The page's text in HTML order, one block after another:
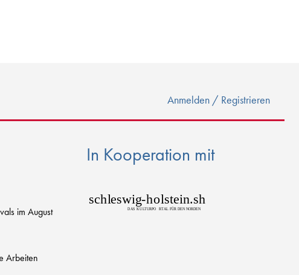
Anmelden / Registrieren
im August
Arbeiten
In Kooperation mit
schleswig-holstein.sh
DAS KULTURPO RTAL FÜR DEN NORDEN